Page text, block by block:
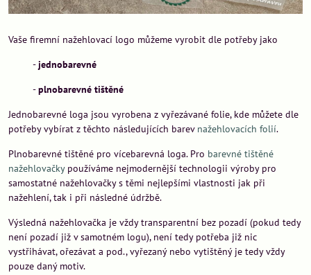
Vaše firemní nažehlovací logo můžeme vyrobit dle potřeby jako
-jednobarevné
-plnobarevné tištěné
Jednobarevné loga jsou vyrobena z vyřezávané folie, kde můžete dle
potřeby vybírat z těchto následujících barev nažehlovacích folií.
Plnobarevné tištěné pro vícebarevná loga. Pro barevné tištěné
nažehlovačkypoužíváme nejmodernější technologii výroby pro
samostatné nažehlovačky s těmi nejlepšími vlastnosti jak při
nažehlení, tak i při následné údržbě.
Výsledná nažehlovačka je vždy transparentní bez pozadí (pokud tedy
není pozadí již v samotném logu), není tedy potřeba již nic
vystřihávat, ořezávat a pod., vyřezaný nebo vytištěný je tedy vždy
pouze daný motiv.